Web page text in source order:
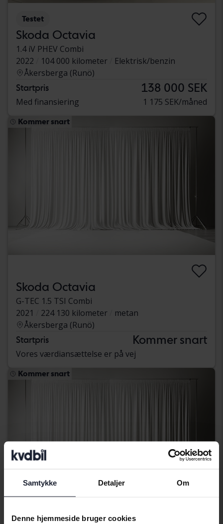
Samtykke Detaljer Om
Denne hjemmeside bruger cookies
Testet
Skoda Octavia
1.4 iV PHEV Combi
2022
104 000 kilometer
Elektrisk/benzin
Åkersberga (Runö)
Startpris 138 000 SEK
Med finansiering 1 175 SEK/måned
Kommer snart
Skoda Octavia
G-TEC 1.5 TSI Combi
2021
224 130 kilometer
metan
Åkersberga (Runö)
Startpris Kommer snart
Vores værdiansættelse er på vej
Kommer snart